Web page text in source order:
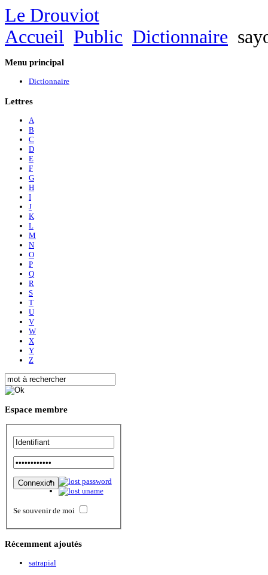
Le Drouviot
Accueil Public Dictionnaire
Menu principal
Dictionnaire
Lettres
A
B
C
D
E
F
G
H
I
J
K
L
M
N
O
P
Q
R
S
T
U
V
W
X
Y
Z
Espace membre
Se souvenir de moi
Récemment ajoutés
satrapial